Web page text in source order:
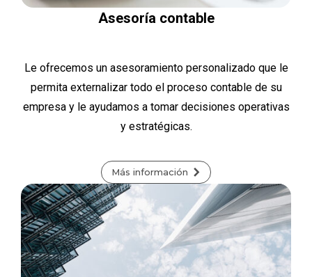
Asesoría contable
Le ofrecemos un asesoramiento personalizado que le
permita externalizar todo el proceso contable de su
empresa y le ayudamos a tomar decisiones operativas
y estratégicas.
Más información